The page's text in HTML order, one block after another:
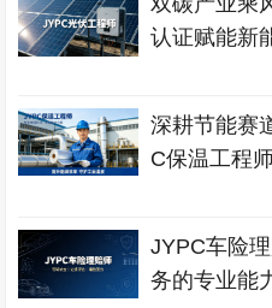
认证赋能新
深耕节能赛
C保温工程
JYPC车险
务的专业能